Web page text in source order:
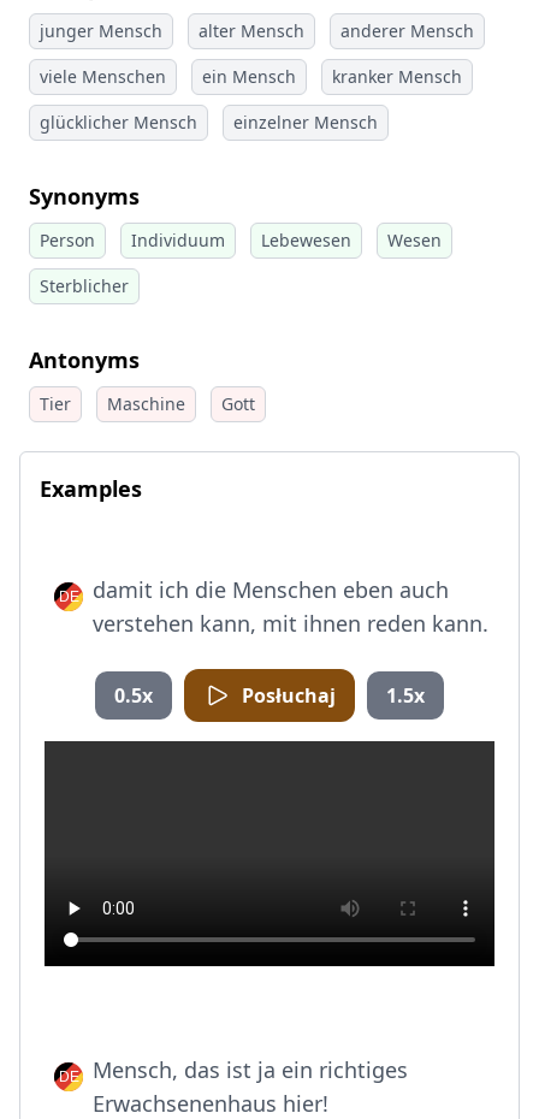
junger Mensch alter Mensch
anderer Mensch
viele Menschen
ein Mensch
kranker Mensch
glücklicher Mensch
einzelner Mensch
Synonyms
Person Individuum Lebewesen
Wesen
Sterblicher
Antonyms
Tier Maschine Gott
Examples
damit ich die Menschen eben auch
verstehen kann, mit ihnen reden kann.
0.5x Posłuchaj 1.5x
Mensch, das ist ja ein richtiges
Erwachsenenhaus hier!